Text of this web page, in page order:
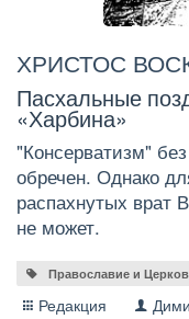
ХРИСТОС
Пасхальные
«Харбина»
"Консерватизм"
обречен. Однако
распахнутых врат
не может.
Православие и
Редакция